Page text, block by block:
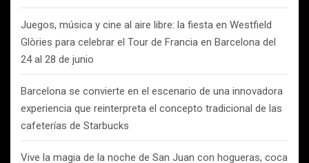
Juegos, música y cine al aire libre: la fiesta en Westfield
Glòries para celebrar el Tour de Francia en Barcelona del
24 al 28 de junio
Barcelona se convierte en el escenario de una innovadora
experiencia que reinterpreta el concepto tradicional de las
cafeterías de Starbucks
Vive la magia de la noche de San Juan con hogueras, coca